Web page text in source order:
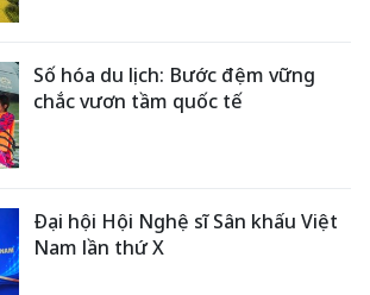
Số hóa du lịch: Bước đệm vững
chắc vươn tầm quốc tế
Đại hội Hội Nghệ sĩ Sân khấu Việt
Nam lần thứ X